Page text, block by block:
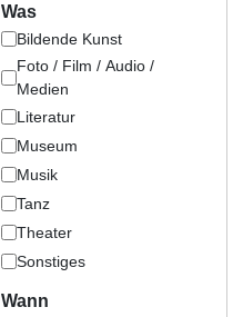
Was
Bildende Kunst
Foto / Film / Audio /
Medien
Literatur
Museum
Musik
Tanz
Theater
Sonstiges
Wann